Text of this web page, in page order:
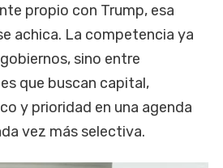
propio con Trump, esa
achica. La competencia ya
sino entre
que buscan capital,
y prioridad en una agenda
vez más selectiva.